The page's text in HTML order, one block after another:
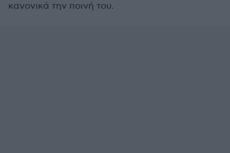
κανονικά την ποινή του.